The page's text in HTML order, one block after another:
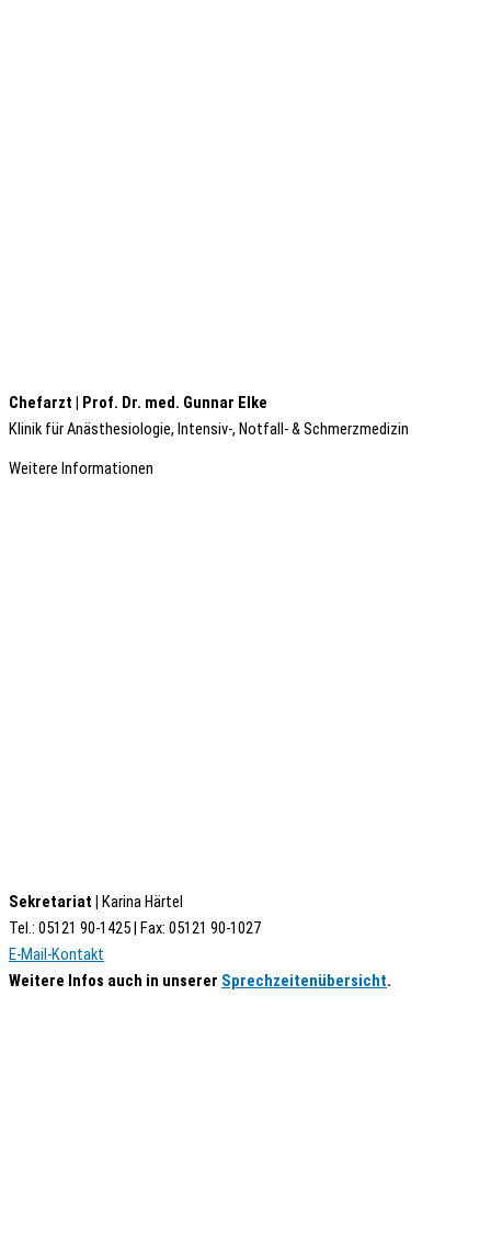
Chefarzt | Prof. Dr. med. Gunnar Elke
Klinik für Anästhesiologie, Intensiv-, Notfall- & Schmerzmedizin
Weitere Informationen
Sekretariat | Karina Härtel
Tel.: 05121 90-1425 | Fax: 05121 90-1027
E-Mail-Kontakt
Weitere Infos auch in unserer Sprechzeitenübersicht.